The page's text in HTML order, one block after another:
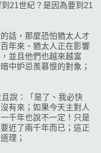
21世紀？是因為要到21
話，那麼恐怕猶太人才
年來、猶太人正在影響
並且他們也越來越富
中妒忌羨慕恨的對象；
說：「是了、我必快
有來；如果今天主對人
千年也說不一定！只是
近了兩千年而已；這正
理；